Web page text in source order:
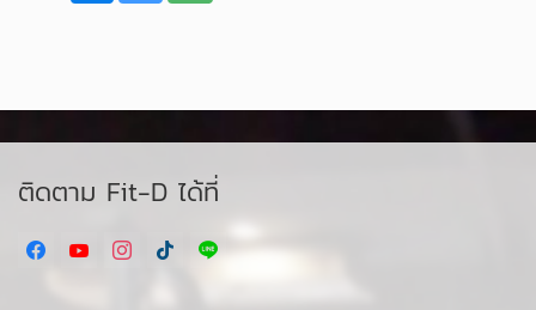
ติดตาม Fit-D ได้ที่